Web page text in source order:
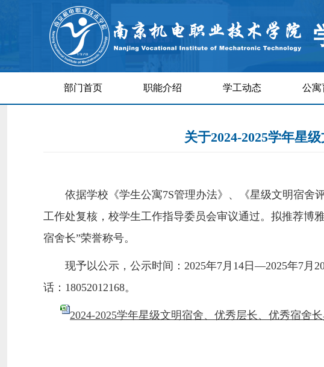
部门首页 职能介绍 学工动态 公寓
关于2024-2025学年星
依据学校《学生公寓7S管理办法》、《星级文明宿舍
工作处复核，校学生工作指导委员会审议通过。拟推荐博
宿舍长”荣誉称号。
现予以公示，公示时间：2025年7月14日—2025年7月
话：18052012168。
2024-2025学年星级文明宿舍、优秀层长、优秀宿舍